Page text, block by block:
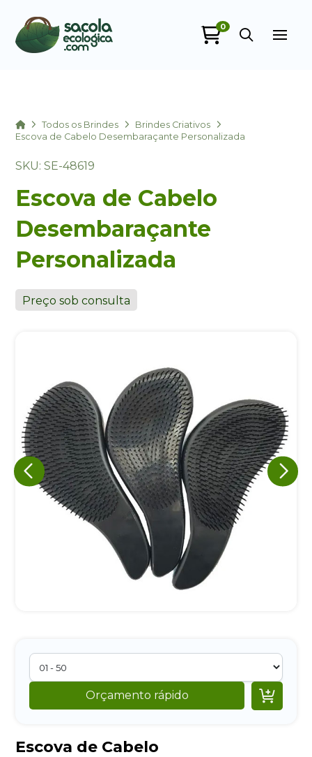
0
HomeTodos os Brindes
Brindes Criativos
Escova de Cabelo Desembaraçante Personalizada
SKU: SE-48619
Escova de Cabelo
Desembaraçante
Personalizada
Preço sob consulta
Orçamento rápido 
Escova de Cabelo
+55
Eu concordo em receber comunicações.
A nossa empresa está comprometida a proteger e respeitar
sua privacidade, utilizaremos seus dados apenas para fins
de marketing. Você pode alterar suas preferências a
qualquer momento.
Iniciar conversa